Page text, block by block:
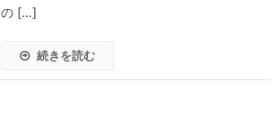
の […]
続きを読む